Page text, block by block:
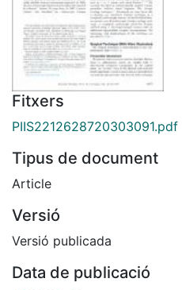
Fitxers
PIIS2212628720303091.pdf
Tipus de document
Article
Versió
Versió publicada
Data de publicació